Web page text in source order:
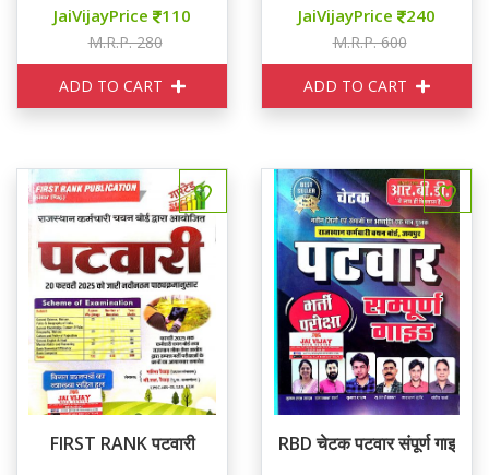
JaiVijayPrice 110
M.R.P. 280
ADD TO CART
JaiVijayPrice 240
M.R.P. 600
ADD TO CART
FIRST RANK पटवारी RBD चेटक पटवार संपूर्ण गाइड